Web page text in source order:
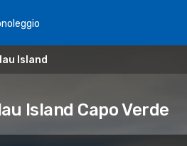
Island
Island Capo Verde